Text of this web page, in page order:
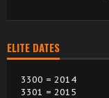
ELITE DATES
3300 = 2014
3301 = 2015